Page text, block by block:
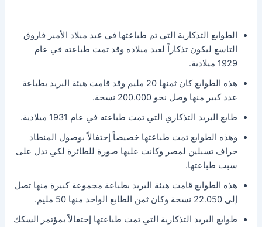
الطوابع التذكارية التي تم طباعتها في عيد ميلاد الأمير فاروق
التاسع ليكون تذكاراً لعيد ميلاده وقد تمت طباعته في عام
1929 ميلادية.
هذه الطوابع كان ثمنها 20 مليم وقد قامت هيئة البريد بطباعة
عدد كبير منها وصل نحو 200.000 نسخة.
طابع البريد التذكاري التي تمت طباعته في عام 1931 ميلادية.
وهذه الطوابع تمت طباعتها خصيصاً إحتفالاً بوصول المنطاد
جراف تسبلين لمصر وكانت عليها صورة للطائرة لكي تدل على
سبب طباعتها.
هذه الطوابع قامت هيئة البريد بطباعة مجموعة كبيرة منها تصل
إلى 22.050 نسخة وكان ثمن الطابع الواحد منها 50 مليم.
طوابع البريد التذكارية التي تمت طباعتها إحتفالاً بمؤتمر السكك